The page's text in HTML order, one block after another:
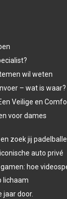
wil weten
– wat is waar?
Veilige en
voor dames
zoek jij
auto privé
hoe
lichaam
jaar door.